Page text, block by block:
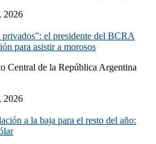
2026
privados”: el presidente del BCRA
para asistir a morosos
Central de la República Argentina
2026
a la baja para el resto del año: